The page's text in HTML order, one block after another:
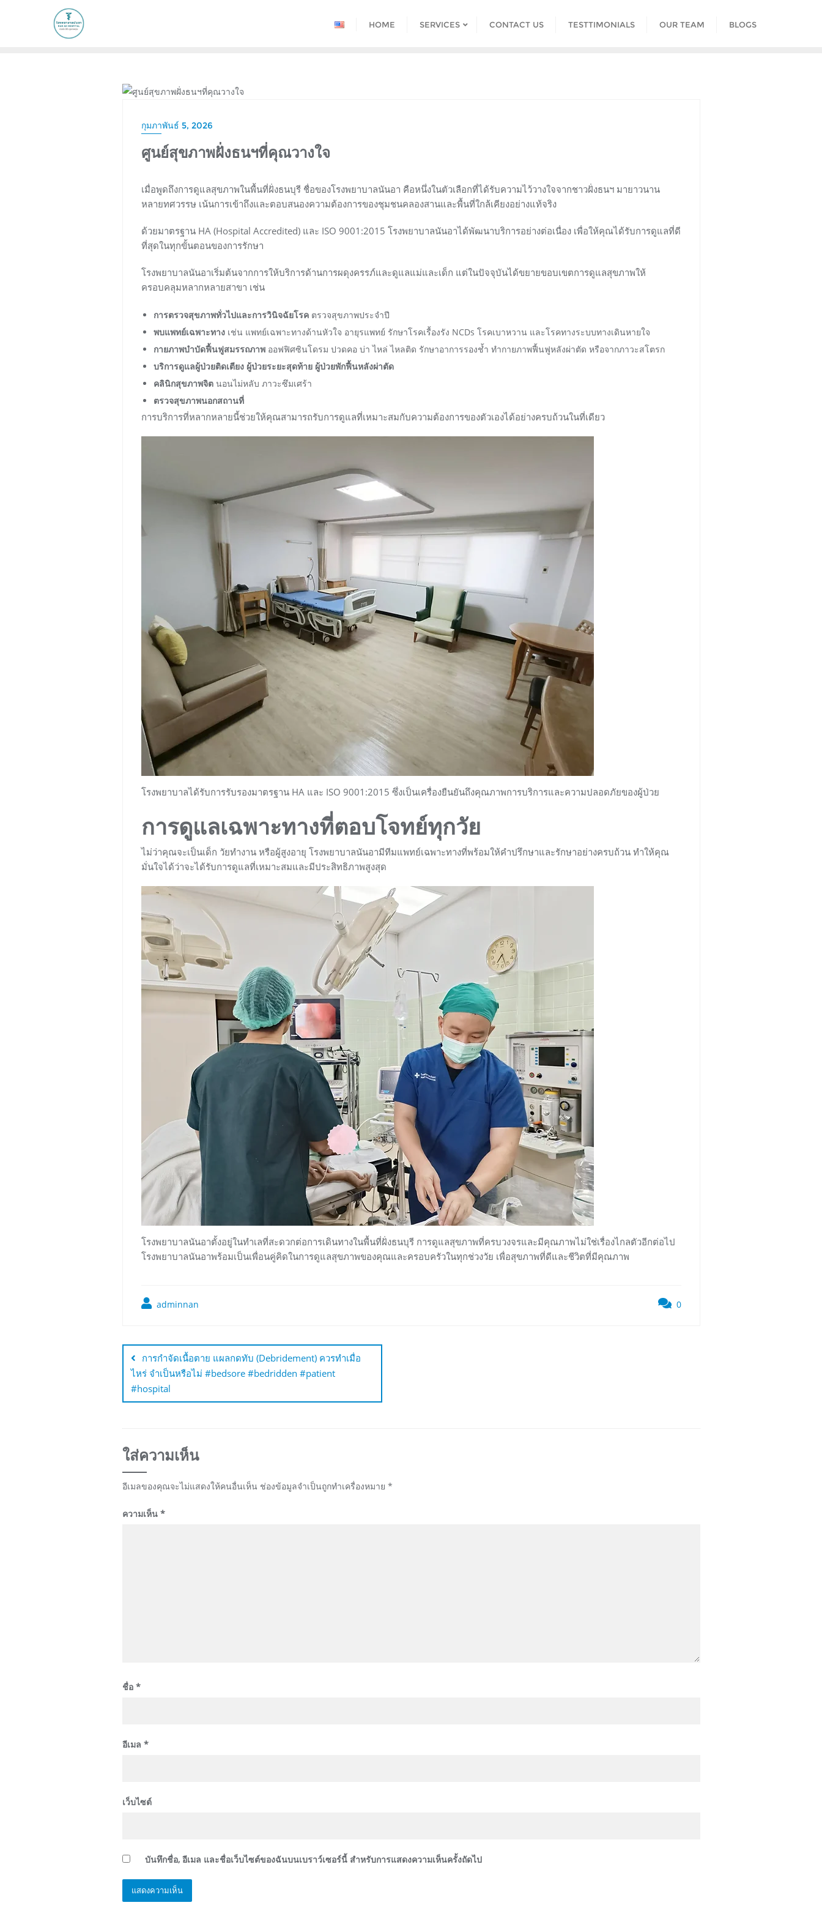
HOME SERVICES CONTACT US TESTTIMONIALS OUR TEAM BLOGS
กุมภาพันธ์ 5, 2026
ศูนย์สุขภาพฝั่งธนฯที่คุณวางใจ
เมื่อพูดถึงการดูแลสุขภาพในพื้นที่ฝั่งธนบุรี ชื่อของโรงพยาบาลนันอา คือหนึ่งในตัวเลือกที่ได้รับความไว้วางใจจากชาวฝั่งธนฯ มายาวนาน
หลายทศวรรษ เน้นการเข้าถึงและตอบสนองความต้องการของชุมชนคลองสานและพื้นที่ใกล้เคียงอย่างแท้จริง
ด้วยมาตรฐาน HA (Hospital Accredited) และ ISO 9001:2015 โรงพยาบาลนันอาได้พัฒนาบริการอย่างต่อเนื่อง เพื่อให้คุณได้รับการดูแลที่ดี
ที่สุดในทุกขั้นตอนของการรักษา
โรงพยาบาลนันอาเริ่มต้นจากการให้บริการด้านการผดุงครรภ์และดูแลแม่และเด็ก แต่ในปัจจุบันได้ขยายขอบเขตการดูแลสุขภาพให้
ครอบคลุมหลากหลายสาขา เช่น
การตรวจสุขภาพทั่วไปและการวินิจฉัยโรคตรวจสุขภาพประจำปี
พบแพทย์เฉพาะทางเช่น แพทย์เฉพาะทางด้านหัวใจ อายุรแพทย์ รักษาโรคเรื้องรัง NCDs โรคเบาหวาน และโรคทางระบบทางเดินหายใจ
กายภาพบำบัดฟื้นฟูสมรรถภาพออฟฟิศซินโดรม ปวดคอ บ่า ไหล่ ไหลติด รักษาอาการรองช้ำ ทำกายภาพฟื้นฟูหลังผ่าตัด หรือจากภาวะสโตรก
บริการดูแลผู้ป่วยติดเตียง ผู้ป่วยระยะสุดท้าย ผู้ป่วยพักฟื้นหลังผ่าตัด
คลินิกสุขภาพจิตนอนไม่หลับ ภาวะซึมเศร้า
ตรวจสุขภาพนอกสถานที่
การบริการที่หลากหลายนี้ช่วยให้คุณสามารถรับการดูแลที่เหมาะสมกับความต้องการของตัวเองได้อย่างครบถ้วนในที่เดียว
โรงพยาบาลได้รับการรับรองมาตรฐาน HA และ ISO 9001:2015 ซึ่งเป็นเครื่องยืนยันถึงคุณภาพการบริการและความปลอดภัยของผู้ป่วย
การดูแลเฉพาะทางที่ตอบโจทย์ทุกวัย
ไม่ว่าคุณจะเป็นเด็ก วัยทำงาน หรือผู้สูงอายุ โรงพยาบาลนันอามีทีมแพทย์เฉพาะทางที่พร้อมให้คำปรึกษาและรักษาอย่างครบถ้วน ทำให้คุณ
มั่นใจได้ว่าจะได้รับการดูแลที่เหมาะสมและมีประสิทธิภาพสูงสุด
โรงพยาบาลนันอาตั้งอยู่ในทำเลที่สะดวกต่อการเดินทางในพื้นที่ฝั่งธนบุรี การดูแลสุขภาพที่ครบวงจรและมีคุณภาพไม่ใช่เรื่องไกลตัวอีกต่อไป
โรงพยาบาลนันอาพร้อมเป็นเพื่อนคู่คิดในการดูแลสุขภาพของคุณและครอบครัวในทุกช่วงวัย เพื่อสุขภาพที่ดีและชีวิตที่มีคุณภาพ
adminnan 0
การกำจัดเนื้อตาย แผลกดทับ (Debridement) ควรทำเมื่อ
ไหร่ จำเป็นหรือไม่ #bedsore #bedridden #patient
#hospital
ใส่ความเห็น
อีเมลของคุณจะไม่แสดงให้คนอื่นเห็น ช่องข้อมูลจำเป็นถูกทำเครื่องหมาย *
ความเห็น *
ชื่อ *
อีเมล *
เว็บไซต์
บันทึกชื่อ, อีเมล และชื่อเว็บไซต์ของฉันบนเบราว์เซอร์นี้ สำหรับการแสดงความเห็นครั้งถัดไป